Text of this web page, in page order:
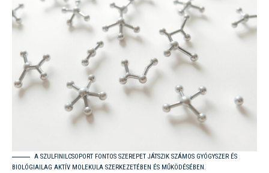
A SZULFINILCSOPORT FONTOS SZEREPET JÁTSZIK SZÁMOS GYÓGYSZER ÉS
BIOLÓGIAILAG AKTÍV MOLEKULA SZERKEZETÉBEN ÉS MŰKÖDÉSÉBEN.